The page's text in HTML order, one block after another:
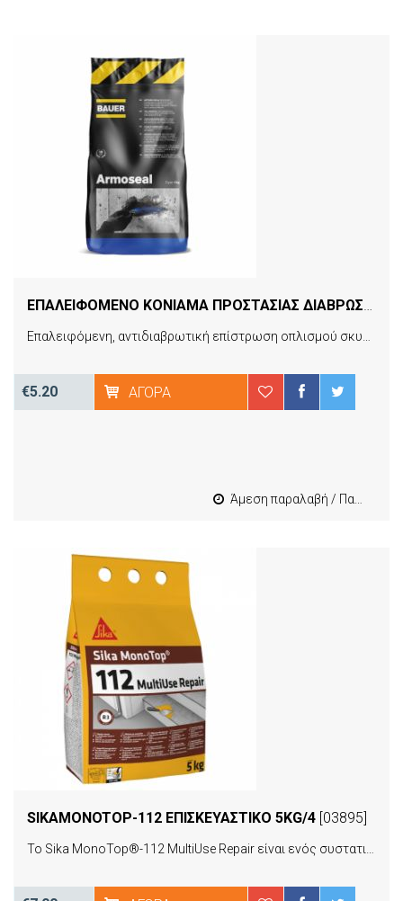
€5.20 ΑΓΟΡΆ
Άμεση παραλαβή / Παράδοση 1-3 εργασιμες
SIKAMONOTOP-112 ΕΠΙΣΚΕΥΑΣΤΙΚΟ 5KG/4 [03895]